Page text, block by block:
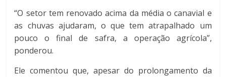
“O setor tem renovado acima da média o canavial e
as chuvas ajudaram, o que tem atrapalhado um
pouco o final de safra, a operação agrícola”,
ponderou.
Ele comentou que, apesar do prolongamento da